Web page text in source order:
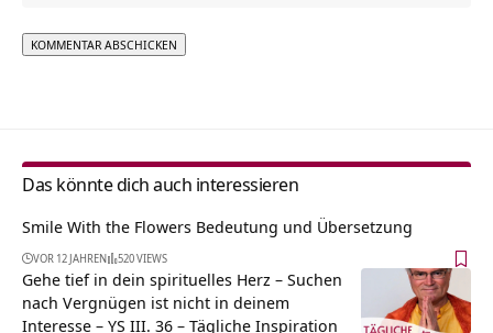
Das könnte dich auch interessieren
Smile With the Flowers Bedeutung und Übersetzung
VOR 12 JAHREN 520 VIEWS
Gehe tief in dein spirituelles Herz – Suchen
nach Vergnügen ist nicht in deinem
Interesse – YS III. 36 – Tägliche Inspiration